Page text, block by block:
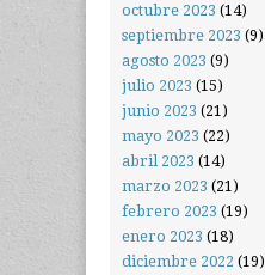
octubre 2023 (14)
septiembre 2023 (9)
agosto 2023 (9)
julio 2023 (15)
junio 2023 (21)
mayo 2023 (22)
abril 2023 (14)
marzo 2023 (21)
febrero 2023 (19)
enero 2023 (18)
diciembre 2022 (19)